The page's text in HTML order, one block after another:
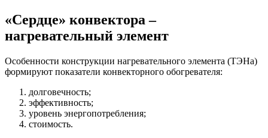
«Сердце» конвектора –
нагревательный элемент
Особенности конструкции нагревательного элемента (ТЭНа)
формируют показатели конвекторного обогревателя:
долговечность;
эффективность;
уровень энергопотребления;
стоимость.